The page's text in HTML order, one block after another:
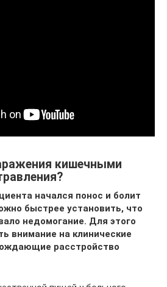
кишечными
начался понос и болит
быстрее установить, что
недомогание. Для этого
внимание на клинические
расстройство